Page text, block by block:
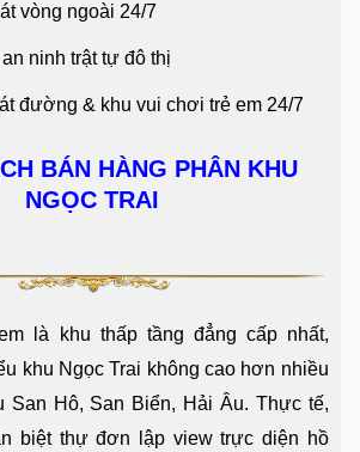
vòng ngoài 24/7
ninh trật tự đô thị
đường & khu vui chơi trẻ em 24/7
BÁN HÀNG PHÂN KHU
NGỌC TRAI
là khu thấp tầng đẳng cấp nhất,
khu Ngọc Trai không cao hơn nhiều
San Hô, San Biển, Hải Âu. Thực tế,
biệt thự đơn lập view trực diện hồ